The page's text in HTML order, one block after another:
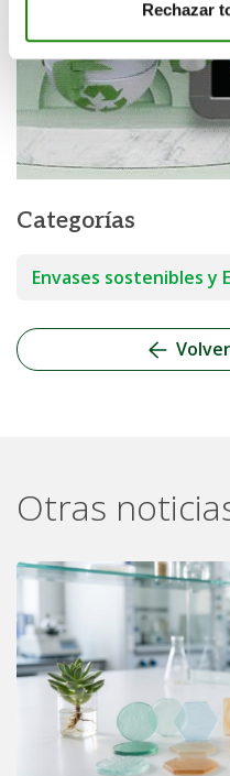
Rechazar
Categorías
Envases sostenibles y
Otras